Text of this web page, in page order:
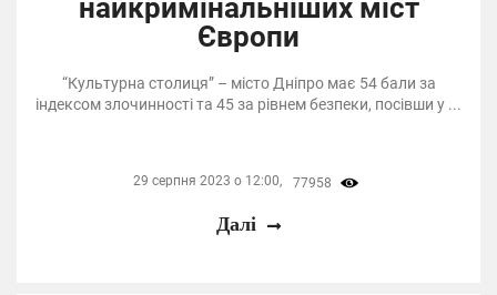
найкримінальніших міст
Європи
“Культурна столиця” – місто Дніпро має 54 бали за
індексом злочинності та 45 за рівнем безпеки, посівши у ...
29 серпня 2023 о 12:00, 77958
Далі